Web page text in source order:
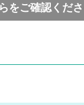
をご確認くださ